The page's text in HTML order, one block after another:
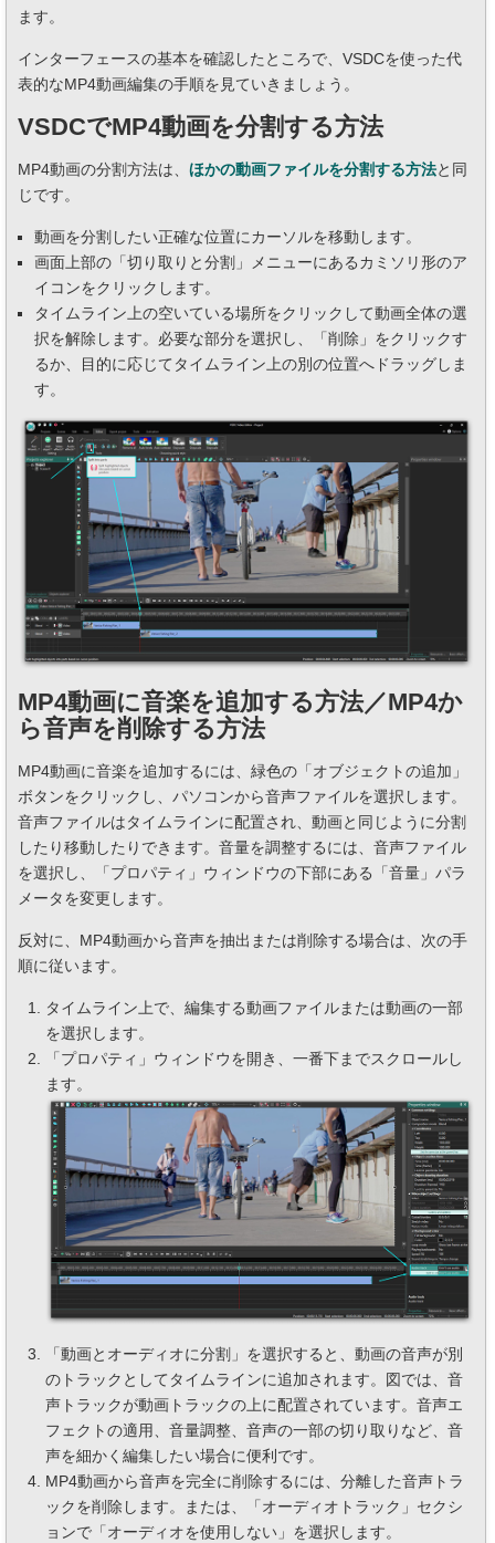
ます。
インターフェースの基本を確認したところで、VSDCを使った代
表的なMP4動画編集の手順を見ていきましょう。
VSDCでMP4動画を分割する方法
MP4動画の分割方法は、 ほかの動画ファイルを分割する方法と同
じです。
動画を分割したい正確な位置にカーソルを移動します。
画面上部の「切り取りと分割」メニューにあるカミソリ形のア
イコンをクリックします。
タイムライン上の空いている場所をクリックして動画全体の選
択を解除します。必要な部分を選択し、「削除」をクリックす
るか、目的に応じてタイムライン上の別の位置へドラッグしま
す。
MP4動画に音楽を追加する方法／MP4か
ら音声を削除する方法
MP4動画に音楽を追加するには、緑色の「オブジェクトの追加」
ボタンをクリックし、パソコンから音声ファイルを選択します。
音声ファイルはタイムラインに配置され、動画と同じように分割
したり移動したりできます。音量を調整するには、音声ファイル
を選択し、「プロパティ」ウィンドウの下部にある「音量」パラ
メータを変更します。
反対に、MP4動画から音声を抽出または削除する場合は、次の手
順に従います。
タイムライン上で、編集する動画ファイルまたは動画の一部
を選択します。
「プロパティ」ウィンドウを開き、一番下までスクロールし
ます。
「動画とオーディオに分割」を選択すると、動画の音声が別
のトラックとしてタイムラインに追加されます。図では、音
声トラックが動画トラックの上に配置されています。音声エ
フェクトの適用、音量調整、音声の一部の切り取りなど、音
声を細かく編集したい場合に便利です。
MP4動画から音声を完全に削除するには、分離した音声トラ
ックを削除します。または、「オーディオトラック」セクシ
ョンで「オーディオを使用しない」を選択します。